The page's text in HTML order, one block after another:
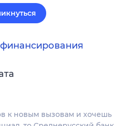
к новым вызовам и хочешь